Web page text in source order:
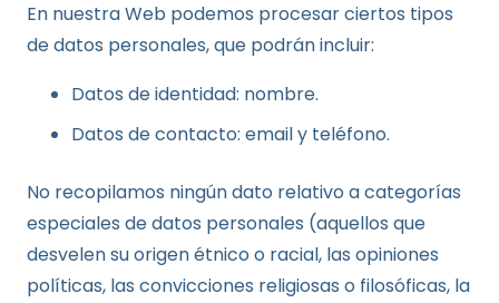
En nuestra Web podemos procesar ciertos tipos
de datos personales, que podrán incluir:
Datos de identidad: nombre.
Datos de contacto: email y teléfono.
No recopilamos ningún dato relativo a categorías
especiales de datos personales (aquellos que
desvelen su origen étnico o racial, las opiniones
políticas, las convicciones religiosas o filosóficas, la